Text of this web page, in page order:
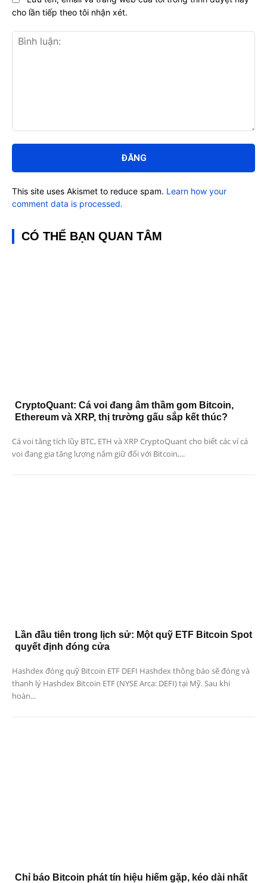
luận:
cho lần tiếp theo tôi nhận xét.
This site uses Akismet to reduce spam. Learn how your
comment data is processed.
CÓ THỂ BẠN QUAN TÂM
CryptoQuant: Cá voi đang âm thầm gom Bitcoin,
Ethereum và XRP, thị trường gấu sắp kết thúc?
Cá voi tăng tích lũy BTC, ETH và XRP CryptoQuant cho biết các ví cá
voi đang gia tăng lượng nắm giữ đối với Bitcoin,...
Lần đầu tiên trong lịch sử: Một quỹ ETF Bitcoin Spot
quyết định đóng cửa
Hashdex đóng quỹ Bitcoin ETF DEFI Hashdex thông báo sẽ đóng và
thanh lý Hashdex Bitcoin ETF (NYSE Arca: DEFI) tại Mỹ. Sau khi
hoàn...
Chỉ báo Bitcoin phát tín hiệu hiếm gặp, kéo dài nhất